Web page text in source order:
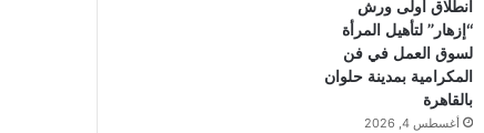
انطلاق أولى ورش
“إزهار” لتأهيل المرأة
لسوق العمل في فن
المكرامية بمدينة حلوان
بالقاهرة
أغسطس 4, 2026